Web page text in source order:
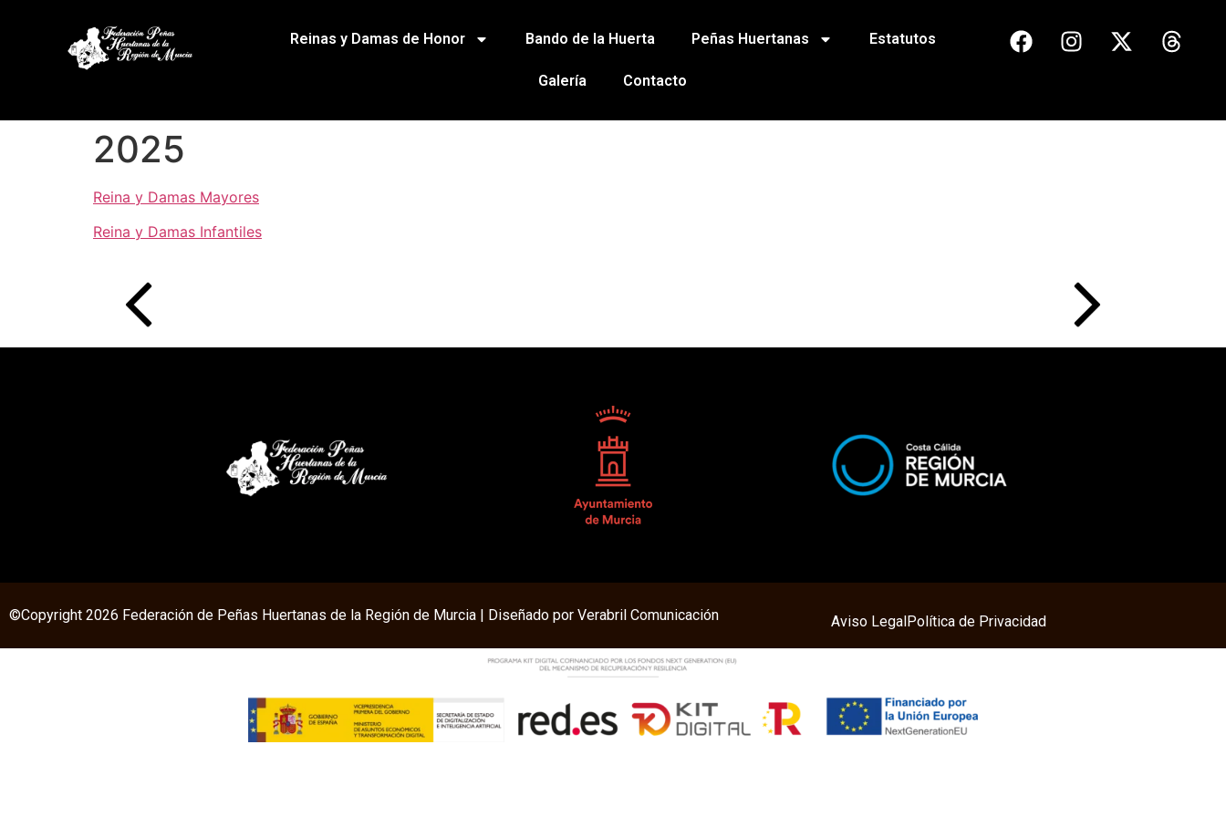
Reinas y Damas de Honor Bando de la Huerta Peñas Huertanas Estatutos
Galería Contacto
2025
Reina y Damas Mayores
Reina y Damas Infantiles
©Copyright 2026 Federación de Peñas Huertanas de la Región de Murcia | Diseñado por Verabril Comunicación Aviso LegalPolítica de Privacidad